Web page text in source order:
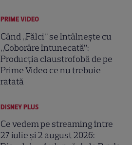
PRIME VIDEO
Când „Fălci” se întâlnește cu
„Coborâre întunecată”:
Producția claustrofobă de pe
Prime Video ce nu trebuie
ratată
DISNEY PLUS
Ce vedem pe streaming între
27 iulie și 2 august 2026: